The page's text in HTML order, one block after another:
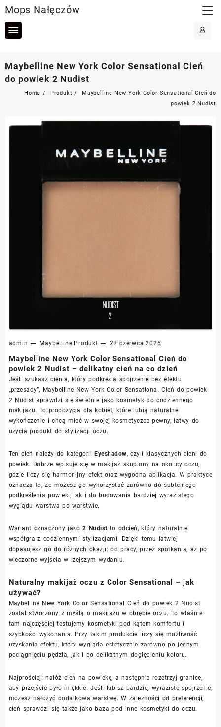
to
content
Mops Nałęczów
Maybelline New York Color Sensational Cień
do powiek 2 Nudist
Home Produkt
Maybelline New York Color Sensational Cień do
powiek 2 Nudist
admin Maybelline Produkt 22 czerwca 2026
Maybelline New York Color Sensational Cień do
powiek 2 Nudist – delikatny cień na co dzień
Jeśli szukasz cienia, który podkreśla spojrzenie bez efektu
„przesady”, Maybelline New York Color Sensational Cień do powiek
2 Nudist sprawdzi się świetnie jako kosmetyk do codziennego
makijażu. To propozycja dla kobiet, które lubią naturalne
wykończenie i chcą mieć w swojej kosmetyczce pewny, łatwy do
użycia produkt do stylizacji oczu.
Ten cień należy do kategorii Eyeshadow, czyli klasycznych cieni do
powiek. Dobrze wpisuje się w makijaż skupiony na okolicy oczu,
gdzie liczy się harmonijny efekt oraz wygodna aplikacja. W praktyce
oznacza to, że możesz go wykorzystać zarówno do subtelnego
podkreślenia powieki, jak i do budowania bardziej wyrazistego
wyglądu warstwa po warstwie.
Wariant oznaczony jako2 Nudist to odcień, który naturalnie
współgra z codziennymi stylizacjami. Dzięki temu łatwiej
dopasujesz go do różnych okazji: od pracy, przez spotkania, aż po
wieczorne wyjścia w lżejszym wydaniu.
Naturalny makijaż oczu z Color Sensational – jak
używać?
Maybelline New York Color Sensational Cień do powiek 2 Nudist
został stworzony z myślą o makijażu w obrębie oczu. To właśnie
tam najczęściej testujemy kosmetyki pod kątem komfortu i
szybkości wykonania. Przy takim produkcie liczy się możliwość
uzyskania efektu, który wygląda estetycznie zarówno po jednym
pociągnięciu pędzla, jak i po delikatnym dogłębieniu koloru.
Najprościej: nałóż cień na powiekę, a następnie rozetrzyj granice,
aby przejście było miękkie. Jeśli lubisz bardziej wyraziste spojrzenie,
możesz nałożyć dodatkową warstwę. W zależności od preferencji,
cień sprawdzi się także jako baza pod inne kosmetyki do oczu.